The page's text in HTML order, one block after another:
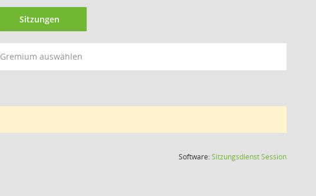
Sitzungen
Gremium auswählen
Software:SitzungsdienstSession(Wird in